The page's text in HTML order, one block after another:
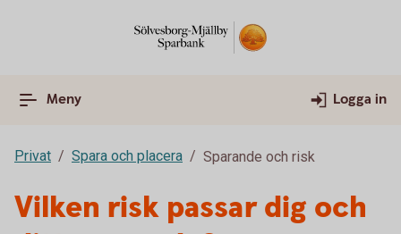
Meny Logga in
Privat Spara och placera Sparande och risk
Vilken risk passar dig och